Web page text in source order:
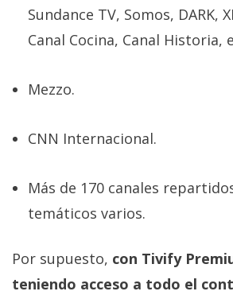
Sundance TV, Somos, DARK,
Canal Cocina, Canal Historia,
Mezzo.
CNN Internacional.
Más de 170 canales
temáticos varios.
Por supuesto, con Tivify
teniendo acceso a todo el